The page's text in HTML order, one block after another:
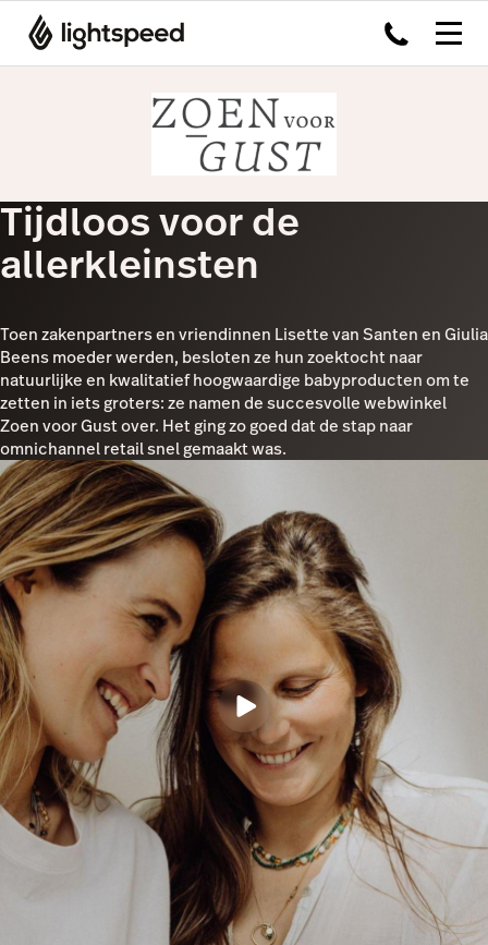
Tijdloos voor de
allerkleinsten
Toen zakenpartners en vriendinnen Lisette van Santen en Giulia
Beens moeder werden, besloten ze hun zoektocht naar
natuurlijke en kwalitatief hoogwaardige babyproducten om te
zetten in iets groters: ze namen de succesvolle webwinkel
Zoen voor Gust over. Het ging zo goed dat de stap naar
omnichannel retail snel gemaakt was.